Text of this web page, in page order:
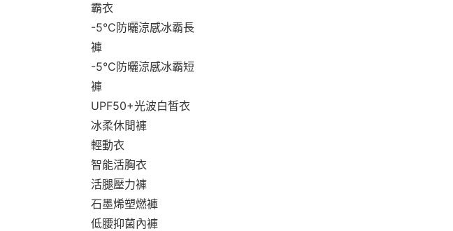
霸衣
-5°C防曬涼感冰霸長
褲
-5°C防曬涼感冰霸短
褲
UPF50+光波白皙衣
冰柔休閒褲
輕動衣
智能活胸衣
活腿壓力褲
石墨烯塑燃褲
低腰抑菌內褲